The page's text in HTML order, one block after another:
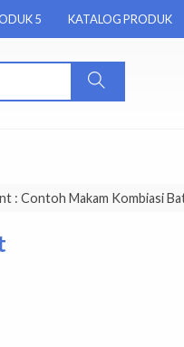
5 KATALOG PRODUK
: Contoh Makam Kombiasi